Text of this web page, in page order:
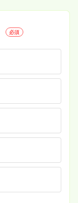
必須